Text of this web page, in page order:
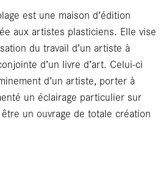
est une maison d’édition
aux artistes plasticiens. Elle vise
du travail d’un artiste à
d’un livre d’art. Celui-ci
d’un artiste, porter à
un éclairage particulier sur
un ouvrage de totale création